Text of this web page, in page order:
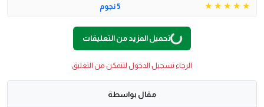
L
.
تحميل المزيد من التعليقات
الرجاء تسجيل الدخول لتتمكن من التعليق
مقال بواسطة